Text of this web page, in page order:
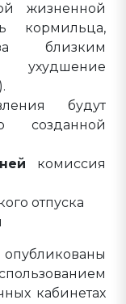
жизненной
кормильца,
близким
ухудшение
будут
созданной
комиссия
отпуска
кабинетах